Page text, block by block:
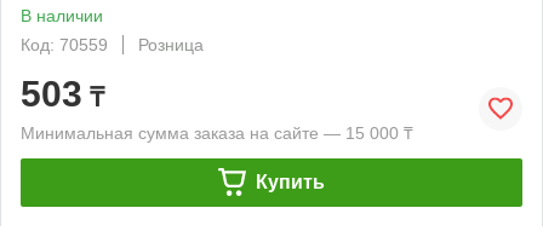
В наличии
Код: 70559
Розница
503 ₸
Минимальная сумма заказа на сайте — 15 000 ₸
Купить